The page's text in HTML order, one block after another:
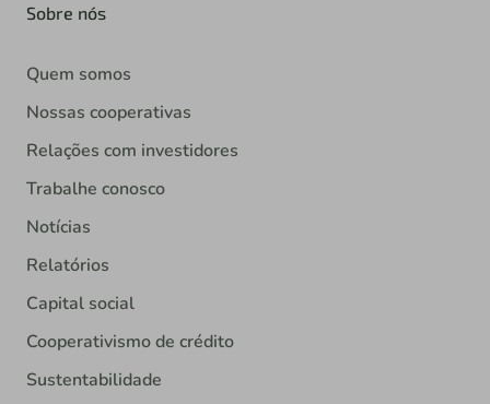
Sobre nós
Quem somos
Nossas cooperativas
Relações com investidores
Trabalhe conosco
Notícias
Relatórios
Capital social
Cooperativismo de crédito
Sustentabilidade